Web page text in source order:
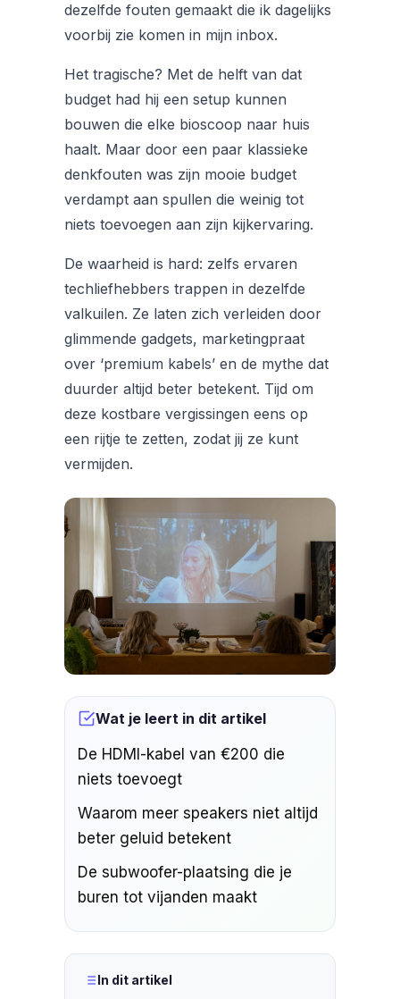
dezelfde fouten gemaakt die ik dagelijks
voorbij zie komen in mijn inbox.
Het tragische? Met de helft van dat
budget had hij een setup kunnen
bouwen die elke bioscoop naar huis
haalt. Maar door een paar klassieke
denkfouten was zijn mooie budget
verdampt aan spullen die weinig tot
niets toevoegen aan zijn kijkervaring.
De waarheid is hard: zelfs ervaren
techliefhebbers trappen in dezelfde
valkuilen. Ze laten zich verleiden door
glimmende gadgets, marketingpraat
over ‘premium kabels’ en de mythe dat
duurder altijd beter betekent. Tijd om
deze kostbare vergissingen eens op
een rijtje te zetten, zodat jij ze kunt
vermijden.
Wat je leert in dit artikel
De HDMI-kabel van €200 die
niets toevoegt
Waarom meer speakers niet altijd
beter geluid betekent
De subwoofer-plaatsing die je
buren tot vijanden maakt
In dit artikel